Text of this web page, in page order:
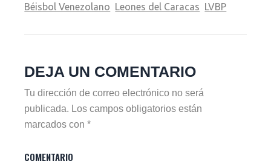
Béisbol Venezolano Leones del Caracas LVBP
DEJA UN COMENTARIO
Tu dirección de correo electrónico no será
publicada. Los campos obligatorios están
marcados con*
COMENTARIO